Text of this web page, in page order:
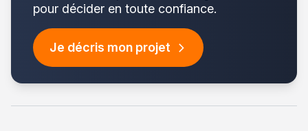
pour décider en toute confiance.
Je décris mon projet